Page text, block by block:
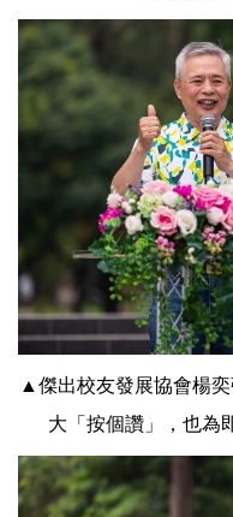
▲傑出校友發展協會楊
大「按個讚」，也為